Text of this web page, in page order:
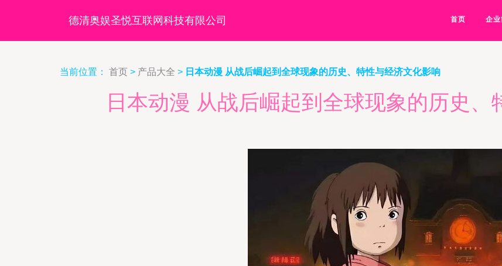
德清奥娱圣悦互联网科技有限公司 首页 企业
当前位置： 首页 > 产品大全 > 日本动漫 从战后崛起到全球现象的历史、特性与经济文化影响
日本动漫 从战后崛起到全球现象的历史、